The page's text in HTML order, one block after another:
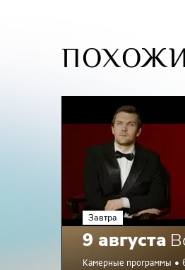
Завтра
9 августа
Камерные программы